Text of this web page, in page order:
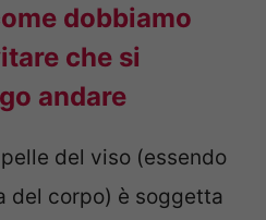
dobbiamo
che si
andare
del viso (essendo
del corpo) è soggetta